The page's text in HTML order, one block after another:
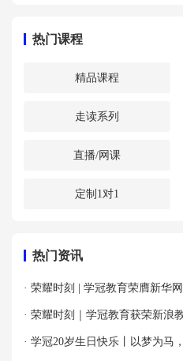
热门课程
精品课程
走读系列
直播/网课
定制1对1
热门资讯
· 荣耀时刻 | 学冠教育荣膺新华
优秀案例”殊荣！
· 荣耀时刻｜学冠教育获荣新浪
牌！
· 学冠20岁生日快乐丨以梦为马